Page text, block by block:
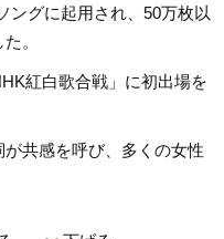
ングに起用され、50万枚以
。
紅白歌合戦」に初出場を
共感を呼び、多くの女性